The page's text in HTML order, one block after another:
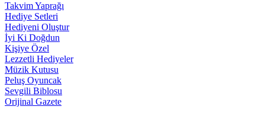
Takvim Yaprağı
Hediye Setleri
Hediyeni Oluştur
İyi Ki Doğdun
Kişiye Özel
Lezzetli Hediyeler
Müzik Kutusu
Peluş Oyuncak
Sevgili Biblosu
Orijinal Gazete